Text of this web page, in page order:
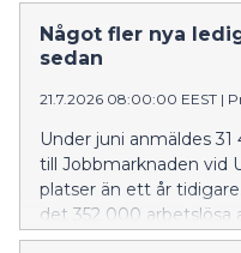
Något fler nya
sedan
21.7.2026 08:00:00 EEST |
Under juni anmäldes
till Jobbmarknaden vid
platser än ett år
det 352 000 arbetslösa
sammanlagt 416 200